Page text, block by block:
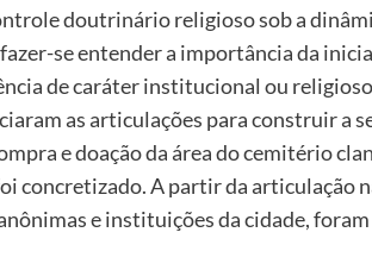
doutrinário religioso sob a
se entender a importância da
de caráter institucional ou
as articulações para construir a
e doação da área do cemitério
concretizado. A partir da articulação
e instituições da cidade,